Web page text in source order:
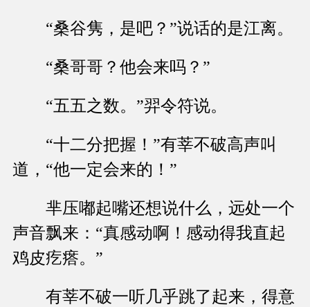
“桑谷隽，是吧？”说话的是江离。
“桑哥哥？他会来吗？”
“五五之数。”羿令符说。
“十二分把握！”有莘不破高声叫
道，“他一定会来的！”
芈压嘟起嘴还想说什么，远处一个
声音飘来：“真感动啊！感动得我直起
鸡皮疙瘩。”
有莘不破一听几乎跳了起来，得意